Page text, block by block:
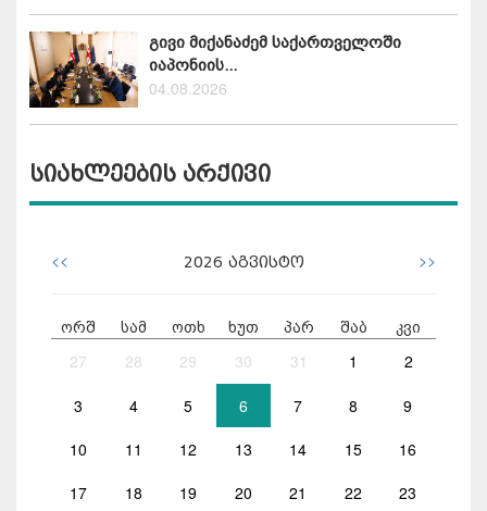
გივი მიქანაძემ საქართველოში
იაპონიის...
04.08.2026
სიახლეების არქივი
<< 2026 აგვისტო >>
ორშ სამ ოთხ ხუთ პარ შაბ კვი
27 28 29 30 31 1 2
3 4 5 6 7 8 9
10 11 12 13 14 15 16
17 18 19 20 21 22 23